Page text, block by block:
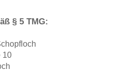
§ 5 TMG:
10